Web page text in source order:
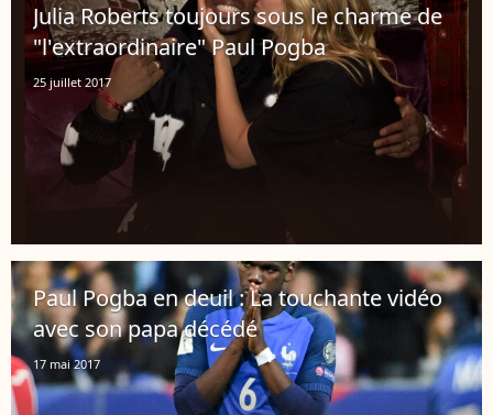
Julia Roberts toujours sous le charme de
"l'extraordinaire" Paul Pogba
25 juillet 2017
Paul Pogba en deuil : La touchante vidéo
avec son papa décédé
17 mai 2017